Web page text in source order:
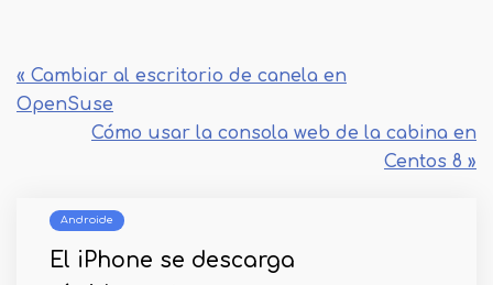
« Cambiar al escritorio de canela en
OpenSuse
Cómo usar la consola web de la cabina en
Centos 8 »
Androide
El iPhone se descarga